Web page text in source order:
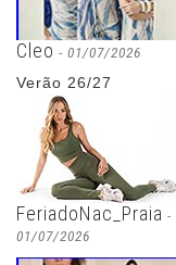
Cleo - 01/07/2026
Verão 26/27
FeriadoNac_Praia -
01/07/2026